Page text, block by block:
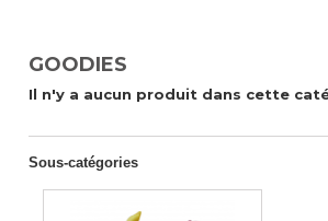
GOODIES
Il n'y a aucun produit dans cette
Sous-catégories